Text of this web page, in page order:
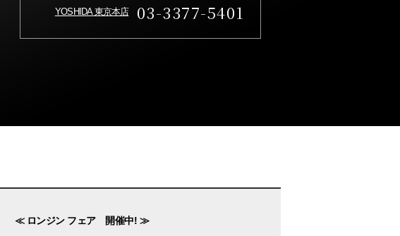
YOSHIDA 東京本店 03-3377-5401
≪ ロンジン フェア 開催中! ≫